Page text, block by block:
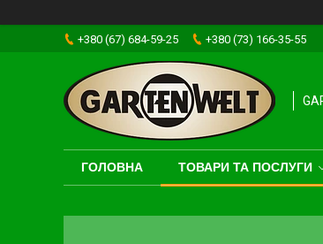
+380 (67) 684-59-25 +380 (73) 166-35-55
ГОЛОВНА ТОВАРИ ТА ПОСЛУГИ